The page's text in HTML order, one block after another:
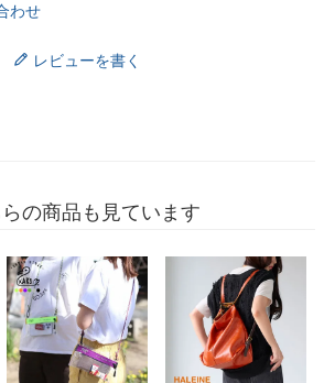
わせ
レビューを書く
の商品も見ています